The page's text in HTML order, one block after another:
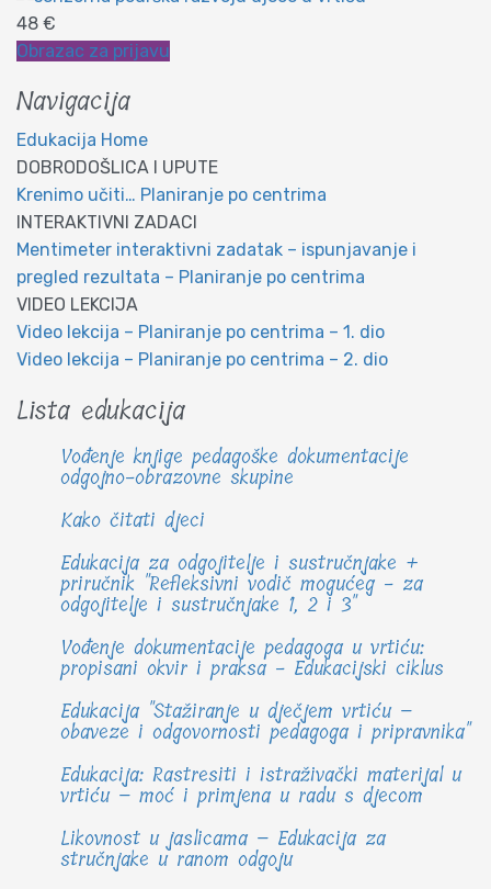
48 €
Obrazac za prijavu
Navigacija
Edukacija Home
DOBRODOŠLICA I UPUTE
Krenimo učiti… Planiranje po centrima
INTERAKTIVNI ZADACI
Mentimeter interaktivni zadatak – ispunjavanje i
pregled rezultata – Planiranje po centrima
VIDEO LEKCIJA
Video lekcija – Planiranje po centrima – 1. dio
Video lekcija – Planiranje po centrima – 2. dio
Lista edukacija
Vođenje knjige pedagoške dokumentacije
odgojno-obrazovne skupine
Kako čitati djeci
Edukacija za odgojitelje i sustručnjake +
priručnik "Refleksivni vodič mogućeg - za
odgojitelje i sustručnjake 1, 2 i 3"
Vođenje dokumentacije pedagoga u vrtiću:
propisani okvir i praksa - Edukacijski ciklus
Edukacija "Stažiranje u dječjem vrtiću –
obaveze i odgovornosti pedagoga i pripravnika"
Edukacija: Rastresiti i istraživački materijal u
vrtiću – moć i primjena u radu s djecom
Likovnost u jaslicama – Edukacija za
stručnjake u ranom odgoju